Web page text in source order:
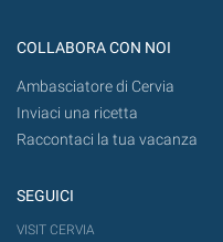
COLLABORA CON NOI
Ambasciatore di Cervia
Inviaci una ricetta
Raccontaci la tua vacanza
SEGUICI
VISIT CERVIA